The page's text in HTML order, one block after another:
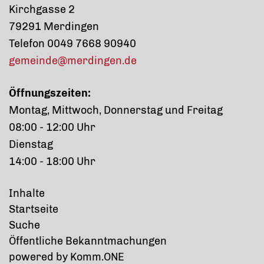
Kirchgasse 2
79291 Merdingen
Telefon 0049 7668 90940
gemeinde@merdingen.de
Öffnungszeiten:
Montag, Mittwoch, Donnerstag und Freitag
08:00 - 12:00 Uhr
Dienstag
14:00 - 18:00 Uhr
Inhalte
Startseite
Suche
Öffentliche Bekanntmachungen
powered by Komm.ONE